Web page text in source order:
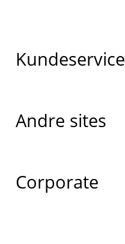
Kundeservice
Andre sites
Corporate